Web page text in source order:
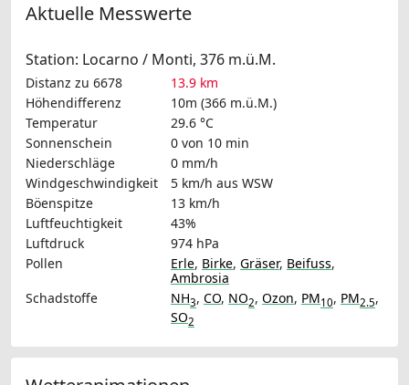
Aktuelle Messwerte
Station: Locarno / Monti, 376 m.ü.M.
Distanz zu 6678
13.9 km
Höhendifferenz
10m (366 m.ü.M.)
Temperatur
29.6 °C
Sonnenschein
0 von 10 min
Niederschläge
0 mm/h
Windgeschwindigkeit
5 km/h aus WSW
Böenspitze
13 km/h
Luftfeuchtigkeit
43%
Luftdruck
974 hPa
Pollen
Erle, Birke, Gräser, Beifuss,
Ambrosia
Schadstoffe
NH3, CO, NO2, Ozon, PM10, PM2.5,
SO2